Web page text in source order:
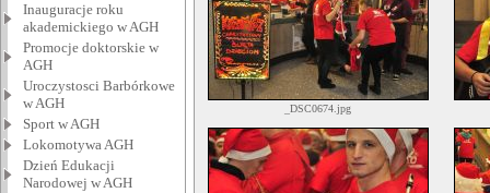
Inauguracje roku
akademickiego w AGH
Promocje doktorskie w
AGH
Uroczystosci Barbórkowe
w AGH
Sport w AGH
Lokomotywa AGH
Dzień Edukacji
Narodowej w AGH
_DSC0674.jpg